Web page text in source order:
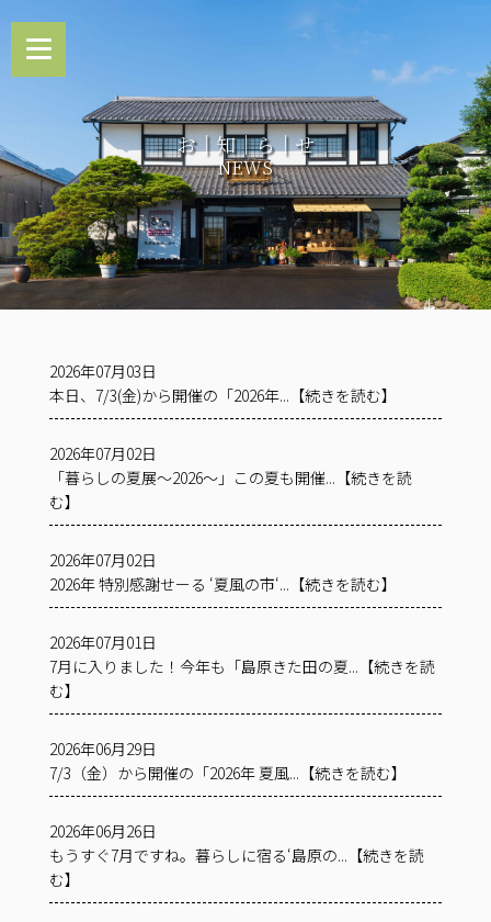
お｜知｜ら｜せ
NEWS
2026年07月03日
本日、7/3(金)から開催の「2026年...【続きを読む】
2026年07月02日
「暮らしの夏展～2026～」この夏も開催...【続きを読
む】
2026年07月02日
2026年 特別感謝せーる ‘夏風の市‘...【続きを読む】
2026年07月01日
7月に入りました！今年も「島原きた田の夏...【続きを読
む】
2026年06月29日
7/3（金）から開催の「2026年 夏風...【続きを読む】
2026年06月26日
もうすぐ7月ですね。暮らしに宿る‘島原の...【続きを読
む】